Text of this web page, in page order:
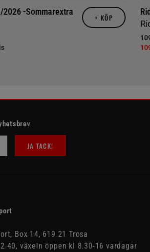
2026 -Sommarextra
+ KÖP
JA TACK!
Box 14, 619 21 Trosa
40, växeln öppen kl 8.30-16 vardagar